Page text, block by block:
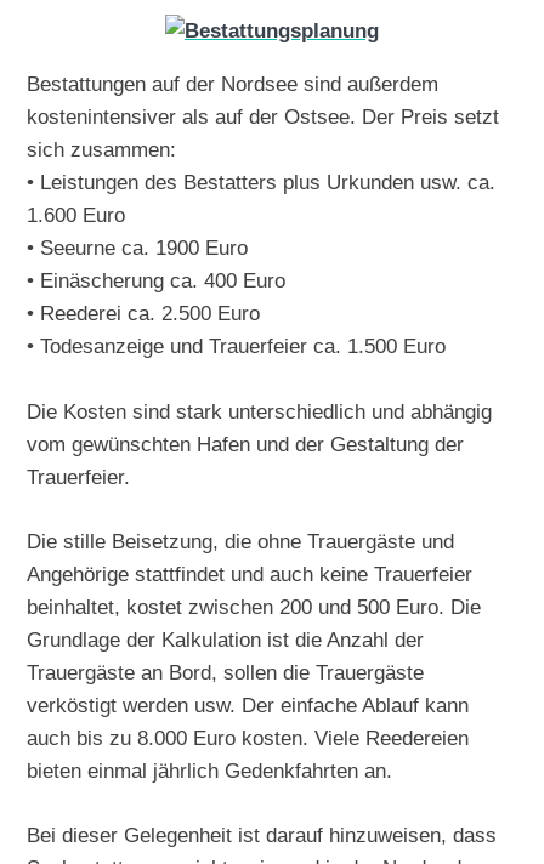
Bestattungen auf der Nordsee sind außerdem
kostenintensiver als auf der Ostsee. Der Preis setzt
sich zusammen:
• Leistungen des Bestatters plus Urkunden usw. ca.
1.600 Euro
• Seeurne ca. 1900 Euro
• Einäscherung ca. 400 Euro
• Reederei ca. 2.500 Euro
• Todesanzeige und Trauerfeier ca. 1.500 Euro
Die Kosten sind stark unterschiedlich und abhängig
vom gewünschten Hafen und der Gestaltung der
Trauerfeier.
Die stille Beisetzung, die ohne Trauergäste und
Angehörige stattfindet und auch keine Trauerfeier
beinhaltet, kostet zwischen 200 und 500 Euro. Die
Grundlage der Kalkulation ist die Anzahl der
Trauergäste an Bord, sollen die Trauergäste
verköstigt werden usw. Der einfache Ablauf kann
auch bis zu 8.000 Euro kosten. Viele Reedereien
bieten einmal jährlich Gedenkfahrten an.
Bei dieser Gelegenheit ist darauf hinzuweisen, dass